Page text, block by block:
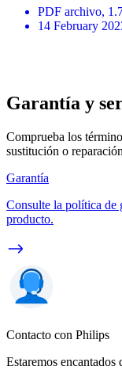
PDF archivo,
14 February
Garantía y
Comprueba los
sustitución o
Garantía
Consulte la política de
producto.
Contacto con Philips
Estaremos encantados